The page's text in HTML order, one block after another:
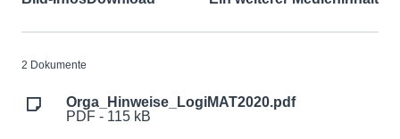
2 Dokumente
Orga_Hinweise_LogiMAT2020.pdf
PDF - 115 kB